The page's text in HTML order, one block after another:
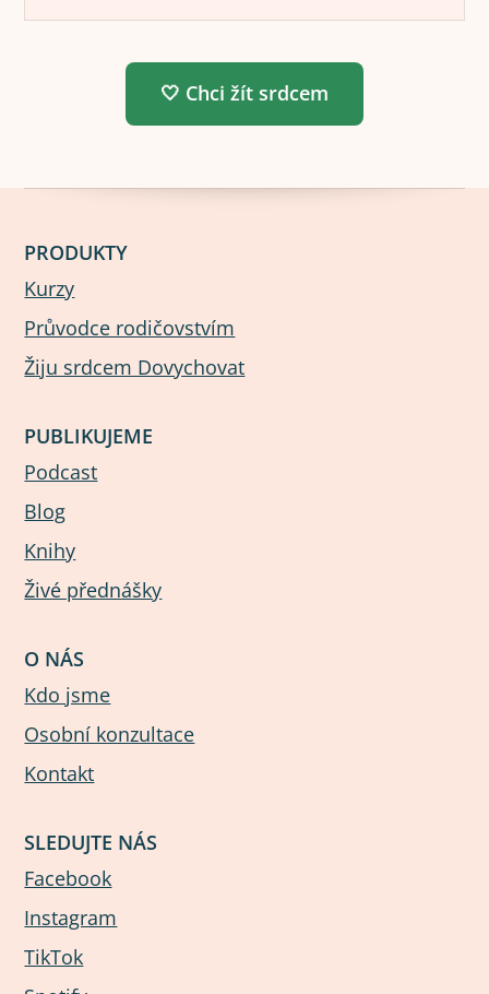
🤍 Chci žít srdcem
PRODUKTY
Kurzy
Průvodce rodičovstvím
Žiju srdcem Dovychovat
PUBLIKUJEME
Podcast
Blog
Knihy
Živé přednášky
O NÁS
Kdo jsme
Osobní konzultace
Kontakt
SLEDUJTE NÁS
Facebook
Instagram
TikTok